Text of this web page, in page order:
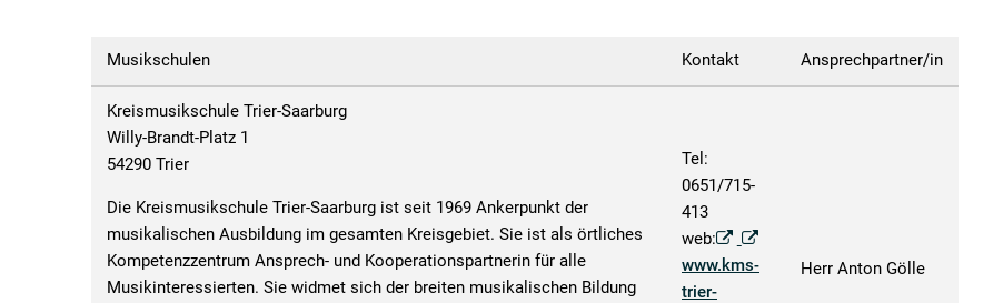
Kreismusikschule
Musikschulen Kontakt Ansprechpartner/in
Kreismusikschule Trier-Saarburg
Willy-Brandt-Platz 1
54290 Trier
Die Kreismusikschule Trier-Saarburg ist seit 1969 Ankerpunkt der
musikalischen Ausbildung im gesamten Kreisgebiet. Sie ist als örtliches
Kompetenzzentrum Ansprech- und Kooperationspartnerin für alle
Musikinteressierten. Sie widmet sich der breiten musikalischen Bildung
Tel:
0651/715-
413
web:
www.kms-
trier-
Herr Anton Gölle